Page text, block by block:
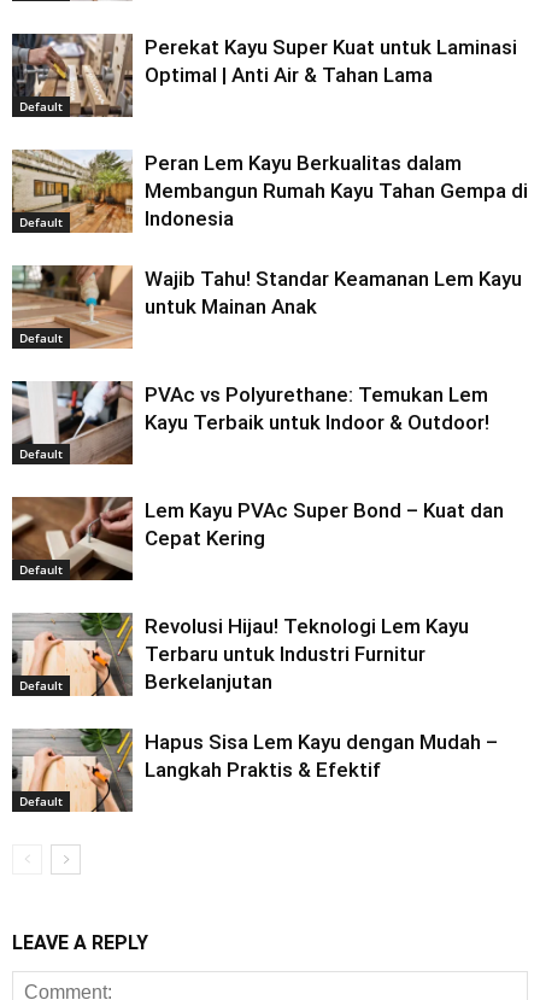
Default
Perekat Kayu Super Kuat untuk Laminasi
Optimal | Anti Air & Tahan Lama
Default
Peran Lem Kayu Berkualitas dalam
Membangun Rumah Kayu Tahan Gempa di
Indonesia
Default
Wajib Tahu! Standar Keamanan Lem Kayu
untuk Mainan Anak
Default
PVAc vs Polyurethane: Temukan Lem
Kayu Terbaik untuk Indoor & Outdoor!
Default
Lem Kayu PVAc Super Bond – Kuat dan
Cepat Kering
Default
Revolusi Hijau! Teknologi Lem Kayu
Terbaru untuk Industri Furnitur
Berkelanjutan
Default
Hapus Sisa Lem Kayu dengan Mudah –
Langkah Praktis & Efektif
LEAVE A REPLY